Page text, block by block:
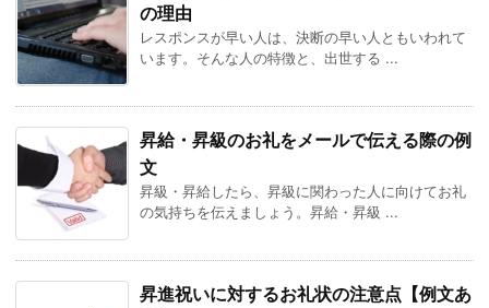
の理由
レスポンスが早い人は、決断の早い人ともいわれて
います。そんな人の特徴と、出世する ...
昇給・昇級のお礼をメールで伝える際の例
文
昇級・昇給したら、昇級に関わった人に向けてお礼
の気持ちを伝えましょう。昇給・昇級 ...
昇進祝いに対するお礼状の注意点【例文あ